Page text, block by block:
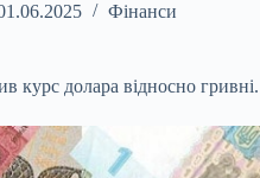
Фінанси
курс долара відносно гривні.